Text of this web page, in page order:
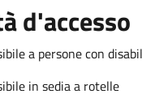
d'accesso
a persone con
in sedia a rotelle